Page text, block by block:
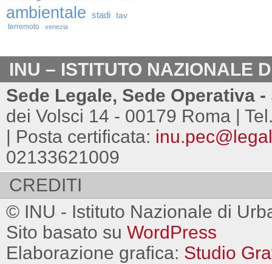
ambientale stadi tav
terremoto venezia
INU – ISTITUTO NAZIONALE
Sede Legale, Sede Operativa
dei Volsci 14 - 00179 Roma |
| Posta certificata:
02133621009
CREDITI
© INU - Istituto Nazionale di
Sito basato su WordPress
Elaborazione grafica: Studio